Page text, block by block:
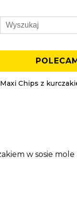
Search
Maxi Chips z